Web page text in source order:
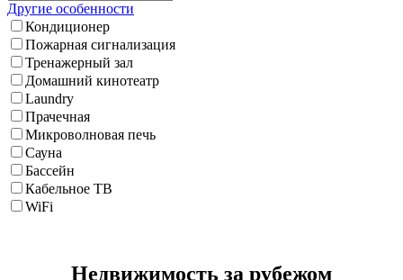
Другие особенности
Кондиционер
Пожарная сигнализация
Тренажерный зал
Домашний кинотеатр
Laundry
Прачечная
Микроволновая печь
Сауна
Бассейн
Кабельное ТВ
WiFi
Недвижимость за рубежом